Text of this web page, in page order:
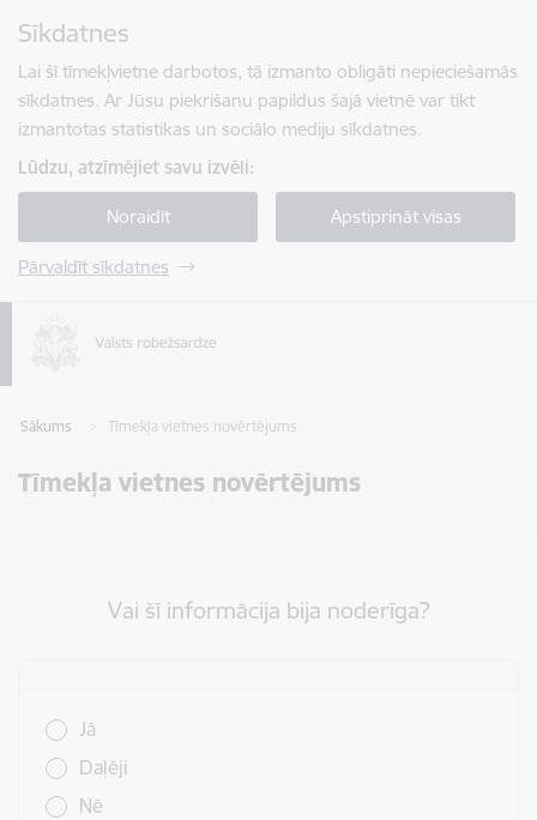
Sīkdatnes
Lai šī tīmekļvietne darbotos, tā izmanto obligāti nepieciešamās
sīkdatnes. Ar Jūsu piekrišanu papildus šajā vietnē var tikt
izmantotas statistikas un sociālo mediju sīkdatnes.
Lūdzu, atzīmējiet savu izvēli:
Noraidīt Apstiprināt visas
Pārvaldīt sīkdatnes
Sākums Tīmekļa vietnes novērtējums
Tīmekļa vietnes novērtējums
Vai šī informācija bija noderīga?
Jā
Daļēji
Nē